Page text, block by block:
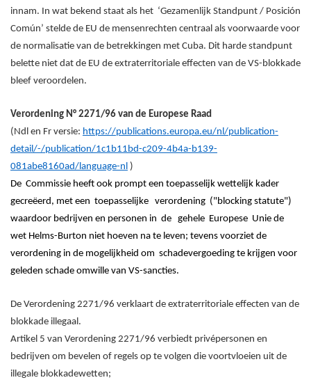
innam. In wat bekend staat als het ‘Gezamenlijk Standpunt / Posición
Común’ stelde de EU de mensenrechten centraal als voorwaarde voor
de normalisatie van de betrekkingen met Cuba. Dit harde standpunt
belette niet dat de EU de extraterritoriale effecten van de VS-blokkade
bleef veroordelen.
Verordening N° 2271/96 van de Europese Raad
(Ndl en Fr versie: https://publications.europa.eu/nl/publication-
detail/-/publication/1c1b11bd-c209-4b4a-b139-
081abe8160ad/language-nl )
De Commissie heeft ook prompt een toepasselijk wettelijk kader
gecreëerd, met een toepasselijke verordening ("blocking statute")
waardoor bedrijven en personen in de gehele Europese Unie de
wet Helms-Burton niet hoeven na te leven; tevens voorziet de
verordening in de mogelijkheid om schadevergoeding te krijgen voor
geleden schade omwille van VS-sancties.
De Verordening 2271/96 verklaart de extraterritoriale effecten van de
blokkade illegaal.
Artikel 5 van Verordening 2271/96 verbiedt privépersonen en
bedrijven om bevelen of regels op te volgen die voortvloeien uit de
illegale blokkadewetten;